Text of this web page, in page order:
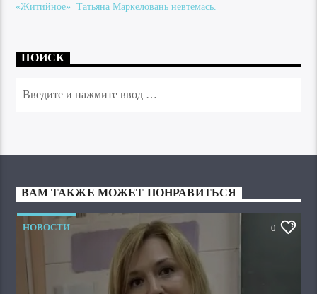
«Житийное» Татьяна Маркеловань невтемась.
ПОИСК
ВАМ ТАКЖЕ МОЖЕТ ПОНРАВИТЬСЯ
НОВОСТИ 0